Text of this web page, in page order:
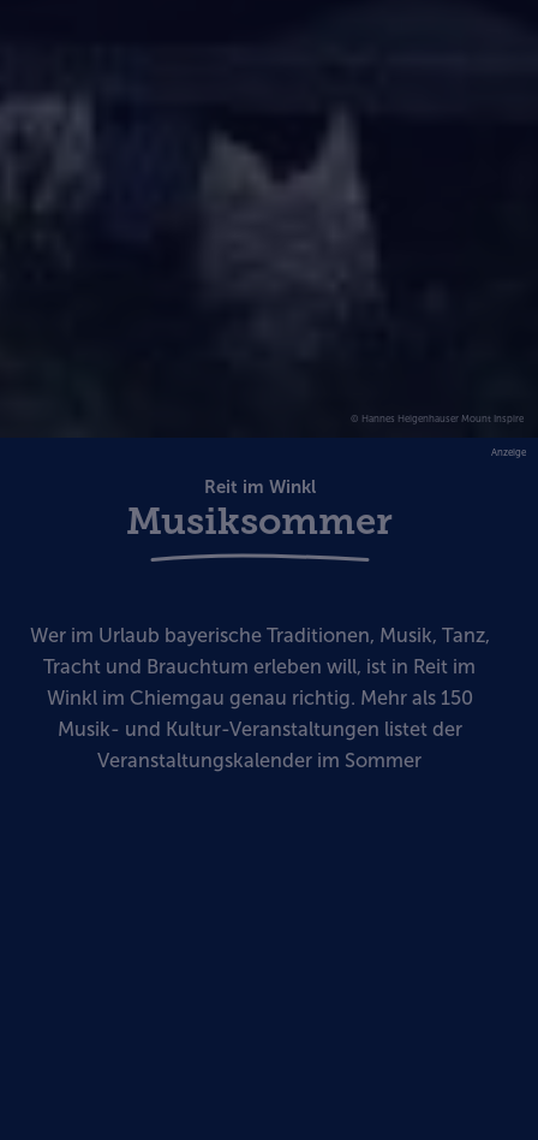
© Hannes Heigenhauser Mount Inspire
Anzeige
Reit im Winkl
Musiksommer
Wer im Urlaub bayerische Traditionen, Musik, Tanz,
Tracht und Brauchtum erleben will, ist in Reit im
Winkl im Chiemgau genau richtig. Mehr als 150
Musik- und Kultur-Veranstaltungen listet der
Veranstaltungskalender im Sommer